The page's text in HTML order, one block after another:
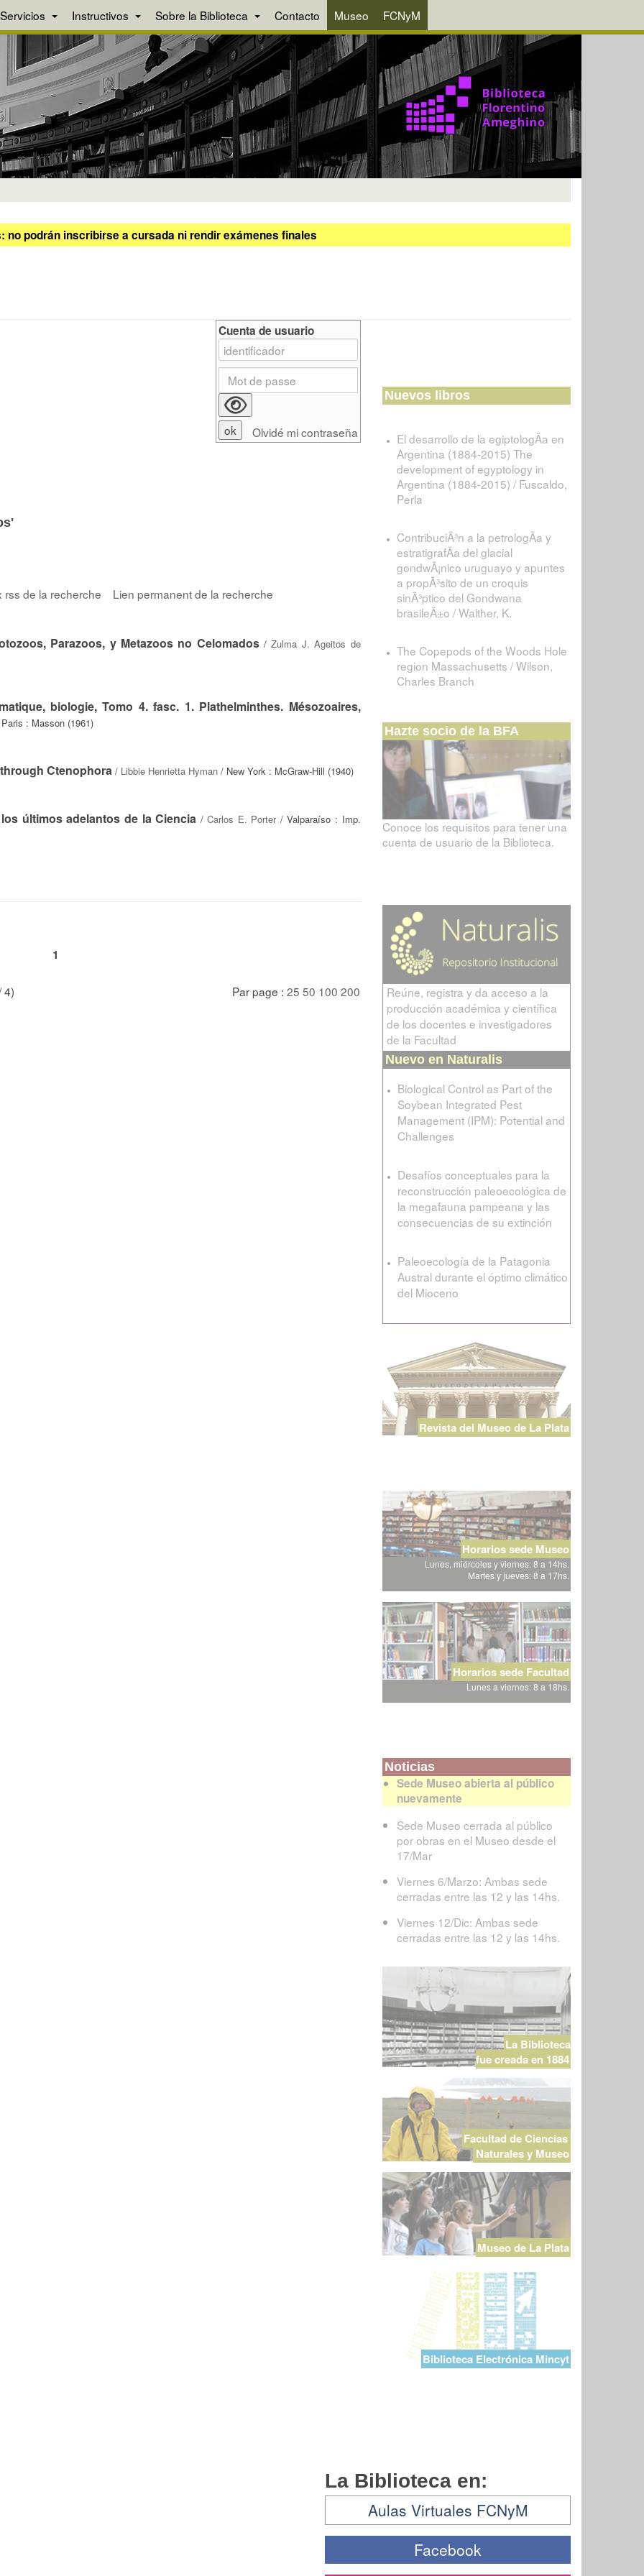
Servicios Instructivos Sobre la Biblioteca Contacto Museo FCNyM
podrán inscribirse a cursada ni rendir exámenes finales
rss de la recherche Lien permanent de la recherche
Parazoos, y Metazoos no Celomados/Zulma J. Ageitos de
biologie, Tomo 4. fasc. 1. Plathelminthes. Mésozoaires,
: Masson (1961)
Ctenophora / Libbie Henrietta Hyman / New York : McGraw-Hill (1940)
últimos adelantos de la Ciencia /Carlos E. Porter/ Valparaíso : Imp.
1
4) Par page : 25 50 100 200
Cuenta de usuario
Olvidé mi contraseña
Nuevos libros
El desarrollo de la egiptologÃ­a en
Argentina (1884-2015) The
development of egyptology in
Argentina (1884-2015) / Fuscaldo,
Perla
ContribuciÃ³n a la petrologÃ­a y
estratigrafÃ­a del glacial
gondwÃ¡nico uruguayo y apuntes
a propÃ³sito de un croquis
sinÃ³ptico del Gondwana
brasileÃ±o / Walther, K.
The Copepods of the Woods Hole
region Massachusetts / Wilson,
Charles Branch
Hazte socio de la BFA
Conoce los requisitos para tener una
cuenta de usuario de la Biblioteca.
Reúne, registra y da acceso a la
producción académica y científica
de los docentes e investigadores
de la Facultad
Nuevo en Naturalis
Biological Control as Part of the
Soybean Integrated Pest
Management (IPM): Potential and
Challenges
Desafíos conceptuales para la
reconstrucción paleoecológica de
la megafauna pampeana y las
consecuencias de su extinción
Paleoecología de la Patagonia
Austral durante el óptimo climático
del Mioceno
Revista del Museo de La Plata
Horarios sede Museo
Lunes, miércoles y viernes: 8 a 14hs.
Martes y jueves: 8 a 17hs.
Horarios sede Facultad
Lunes a viernes: 8 a 18hs.
Noticias
Sede Museo abierta al público
nuevamente
Sede Museo cerrada al público
por obras en el Museo desde el
17/Mar
Viernes 6/Marzo: Ambas sede
cerradas entre las 12 y las 14hs.
Viernes 12/Dic: Ambas sede
cerradas entre las 12 y las 14hs.
La Biblioteca
fue creada en 1884
Facultad de Ciencias
Naturales y Museo
Museo de La Plata
Biblioteca Electrónica Mincyt
La Biblioteca en:
Aulas Virtuales FCNyM
Facebook